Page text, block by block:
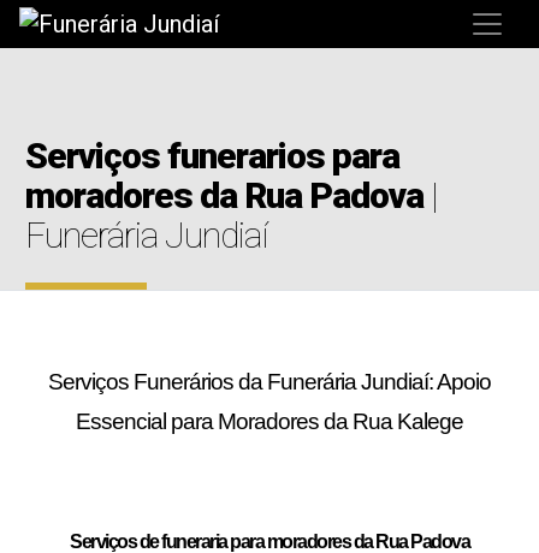
Serviços funerarios para
moradores da Rua Padova |
Funerária Jundiaí
Serviços Funerários da Funerária Jundiaí: Apoio
Essencial para Moradores da Rua Kalege
Serviços de funeraria para moradores da Rua Padova